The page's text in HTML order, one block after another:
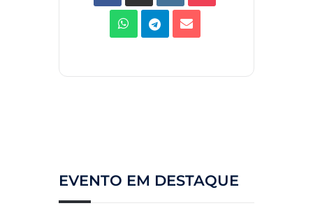
EVENTO EM DESTAQUE